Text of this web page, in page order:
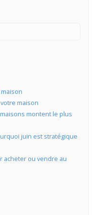
maison
maison
montent le plus
juin est stratégique
acheter ou vendre au